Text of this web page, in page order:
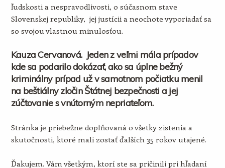
ľudskosti a nespravodlivosti, o súčasnom stave
Slovenskej republiky, jej justícii a neochote vyporiadať sa
so svojou vlastnou minulosťou.
Kauza Cervanová. Jeden z veľmi mála prípadov
kde sa podarilo dokázať, ako sa úplne bežný
kriminálny prípad už v samotnom počiatku menil
na beštiálny zločin Štátnej bezpečnosti a jej
zúčtovanie s vnútorným nepriateľom.
Stránka je priebežne doplňovaná o všetky zistenia a
skutočnosti, ktoré mali zostať ďalších 35 rokov utajené.
Ďakujem. Vám všetkým, ktorí ste sa pričinili pri hľadaní